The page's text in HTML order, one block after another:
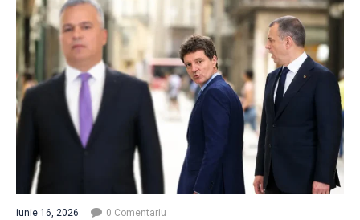
iunie 16, 2026 0 Comentariu